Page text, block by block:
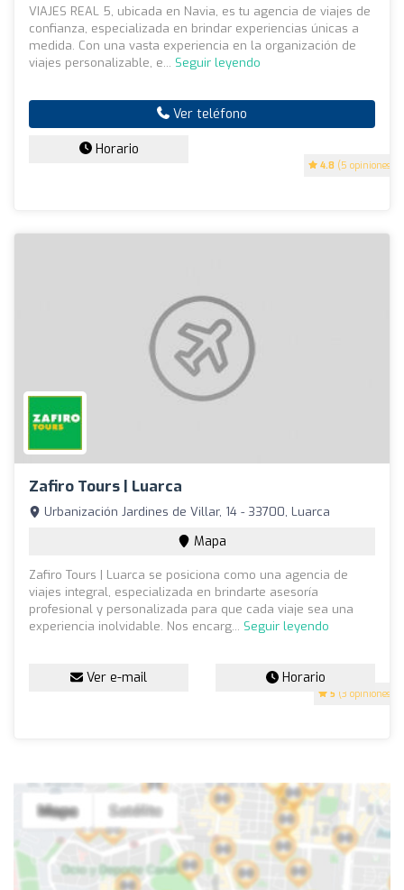
4.8 (5 opiniones)
VIAJES REAL 5, ubicada en Navia, es tu agencia de viajes de
confianza, especializada en brindar experiencias únicas a
medida. Con una vasta experiencia en la organización de
viajes personalizable, e... Seguir leyendo
Ver teléfono
Horario
Zafiro Tours | Luarca
5 (3 opiniones)
Urbanización Jardines de Villar, 14 - 33700, Luarca
Mapa
Zafiro Tours | Luarca se posiciona como una agencia de
viajes integral, especializada en brindarte asesoría
profesional y personalizada para que cada viaje sea una
experiencia inolvidable. Nos encarg... Seguir leyendo
Ver e-mail Horario